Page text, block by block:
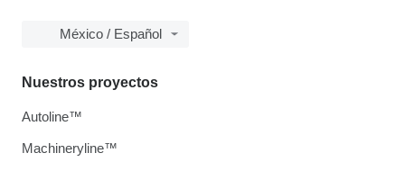
México / Español
Nuestros proyectos
Autoline™
Machineryline™